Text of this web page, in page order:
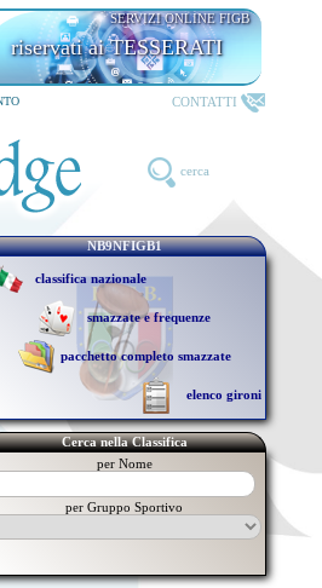
SERVIZI ONLINE FIGB
riservati ai TESSERATI
CONTATTI
cerca
NB9NFIGB1
classifica nazionale
smazzate e frequenze
pacchetto completo smazzate
elenco gironi
Cerca nella Classifica
per Nome
per Gruppo Sportivo